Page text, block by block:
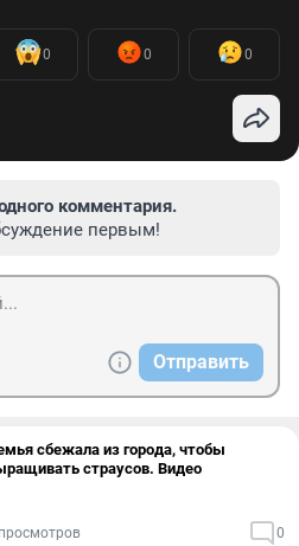
0 0 0
комментария.
первым!
Отправить
сбежала из города, чтобы
страусов. Видео
0